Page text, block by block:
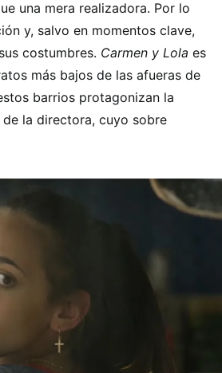
una mera realizadora. Por lo
y, salvo en momentos clave,
costumbres. Carmen y Lola es
más bajos de las afueras de
barrios protagonizan la
la directora, cuyo sobre